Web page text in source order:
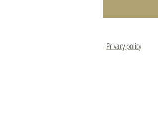
Privacy policy